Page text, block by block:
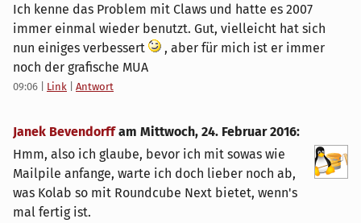
Ich kenne das Problem mit Claws und hatte es 2007
immer einmal wieder benutzt. Gut, vielleicht hat sich
nun einiges verbessert
, aber für mich ist er immer
noch der grafische MUA
09:06 Link Antwort
Janek Bevendorffam Mittwoch, 24. Februar 2016:
Hmm, also ich glaube, bevor ich mit sowas wie
Mailpile anfange, warte ich doch lieber noch ab,
was Kolab so mit Roundcube Next bietet, wenn's
mal fertig ist.